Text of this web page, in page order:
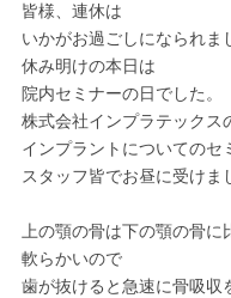
皆様、連休は
いかがお過ごしになられま
休み明けの本日は
院内セミナーの日でした。
株式会社インプラテックス
インプラントについてのセ
スタッフ皆でお昼に受けま
上の顎の骨は下の顎の骨に
軟らかいので
歯が抜けると急速に骨吸収